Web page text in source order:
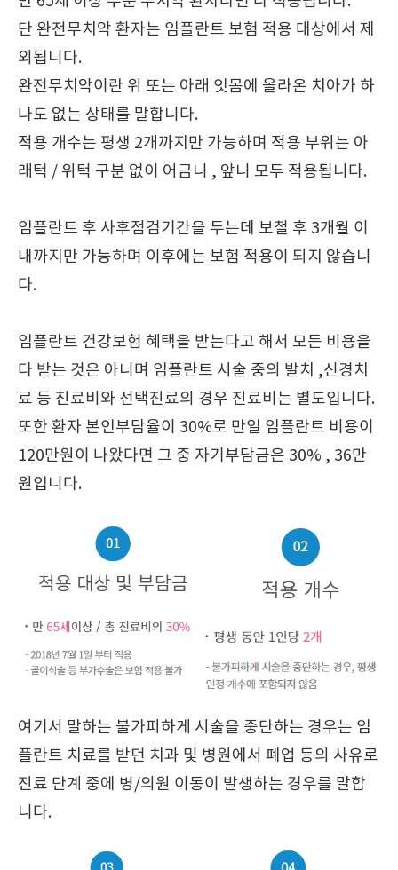
단 완전무치악 환자는 임플란트 보험 적용 대상에서 제
외됩니다.
완전무치악이란 위 또는 아래 잇몸에 올라온 치아가 하
나도 없는 상태를 말합니다.
적용 개수는 평생 2개까지만 가능하며 적용 부위는 아
래턱 / 위턱 구분 없이 어금니 , 앞니 모두 적용됩니다.
임플란트 후 사후점검기간을 두는데 보철 후 3개월 이
내까지만 가능하며 이후에는 보험 적용이 되지 않습니
다.
임플란트 건강보험 혜택을 받는다고 해서 모든 비용을
다 받는 것은 아니며 임플란트 시술 중의 발치 ,신경치
료 등 진료비와 선택진료의 경우 진료비는 별도입니다.
또한 환자 본인부담율이 30%로 만일 임플란트 비용이
120만원이 나왔다면 그 중 자기부담금은 30% , 36만
원입니다.
여기서 말하는 불가피하게 시술을 중단하는 경우는 임
플란트 치료를 받던 치과 및 병원에서 폐업 등의 사유로
진료 단계 중에 병/의원 이동이 발생하는 경우를 말합
니다.